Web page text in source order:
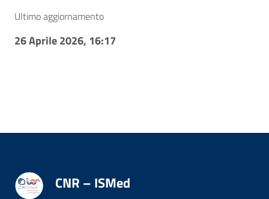
Ultimo aggiornamento
26 Aprile 2026, 16:17
CNR – ISMed